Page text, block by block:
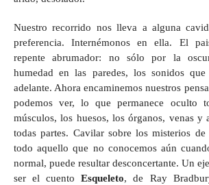
Nuestro recorrido nos lleva a alguna
preferencia. Internémonos en ella. El
repente abrumador: no sólo por la
humedad en las paredes, los sonidos
adelante. Ahora encaminemos nuestros
podemos ver, lo que permanece oculto
músculos, los huesos, los órganos, venas y
todas partes. Cavilar sobre los misterios
todo aquello que no conocemos aún
normal, puede resultar desconcertante. Un
ser el cuentoEsqueleto, de Ray